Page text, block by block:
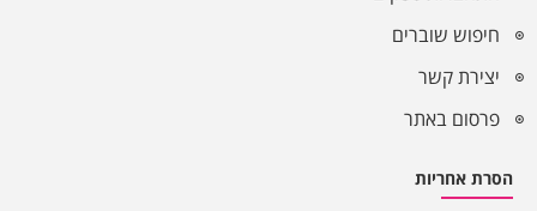
חיפוש שוברים
יצירת קשר
פרסום באתר
הסרת אחריות